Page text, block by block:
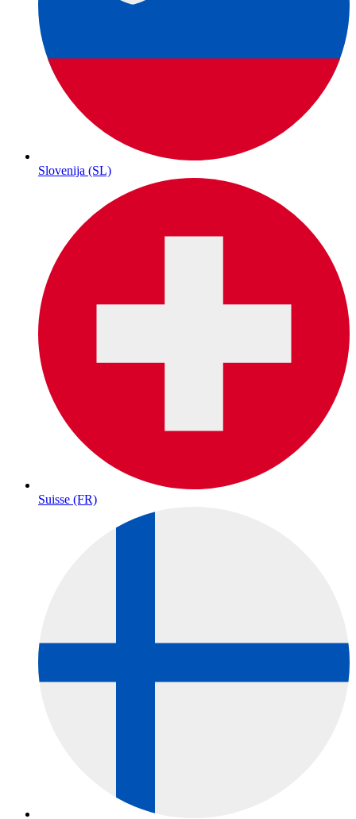
Slovenija (SL)
Suisse (FR)